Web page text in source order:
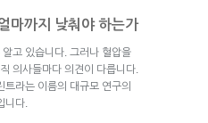
마까지 낮춰야 하는가
고 있습니다. 그러나 혈압을
의사들마다 의견이 다릅니다.
라는 이름의 대규모 연구의
니다.